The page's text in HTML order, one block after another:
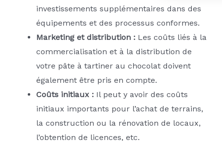
investissements supplémentaires dans des
équipements et des processus conformes.
Marketing et distribution :Les coûts liés à la
commercialisation et à la distribution de
votre pâte à tartiner au chocolat doivent
également être pris en compte.
Coûts initiaux :Il peut y avoir des coûts
initiaux importants pour l’achat de terrains,
la construction ou la rénovation de locaux,
l’obtention de licences, etc.